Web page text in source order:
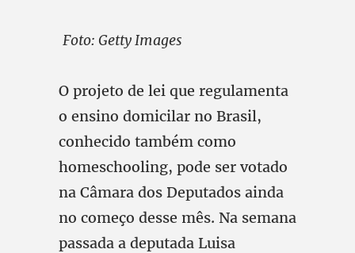
Foto: Getty Images
O projeto de lei que regulamenta
o ensino domicilar no Brasil,
conhecido também como
homeschooling, pode ser votado
na Câmara dos Deputados ainda
no começo desse mês. Na semana
passada a deputada Luisa